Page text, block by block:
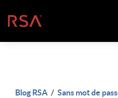
Accueil
Blog RSA / Sans mot de